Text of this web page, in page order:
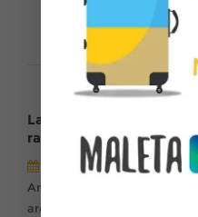
Las torres de Sevilla: del
rascacielos de Pelli
Fernando Barroso
Andalucía
arquitectónico